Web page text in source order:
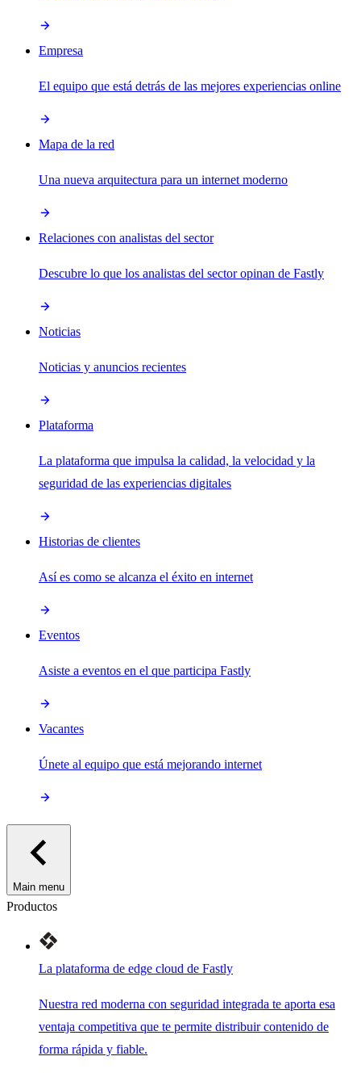
Empresa
El equipo que está detrás de las mejores experiencias online
Mapa de la red
Una nueva arquitectura para un internet moderno
Relaciones con analistas del sector
Descubre lo que los analistas del sector opinan de Fastly
Noticias
Noticias y anuncios recientes
Plataforma
La plataforma que impulsa la calidad, la velocidad y la
seguridad de las experiencias digitales
Historias de clientes
Así es como se alcanza el éxito en internet
Eventos
Asiste a eventos en el que participa Fastly
Vacantes
Únete al equipo que está mejorando internet
Main menu
Productos
La plataforma de edge cloud de Fastly
Nuestra red moderna con seguridad integrada te aporta esa
ventaja competitiva que te permite distribuir contenido de
forma rápida y fiable.